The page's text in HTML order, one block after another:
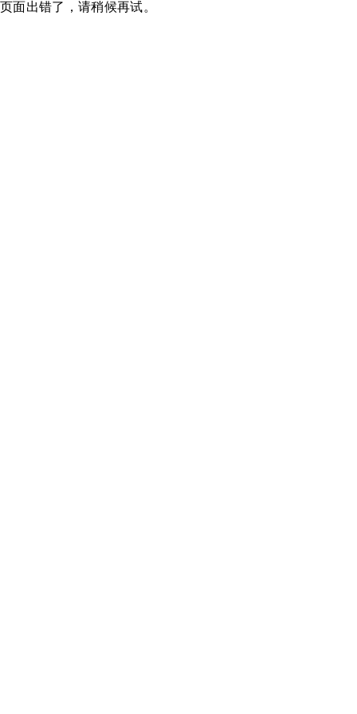
页面出错了，请稍候再试。